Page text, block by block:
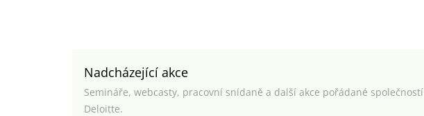
Nadcházející akce
Semináře, webcasty, pracovní snídaně a další akce pořádané společností
Deloitte.